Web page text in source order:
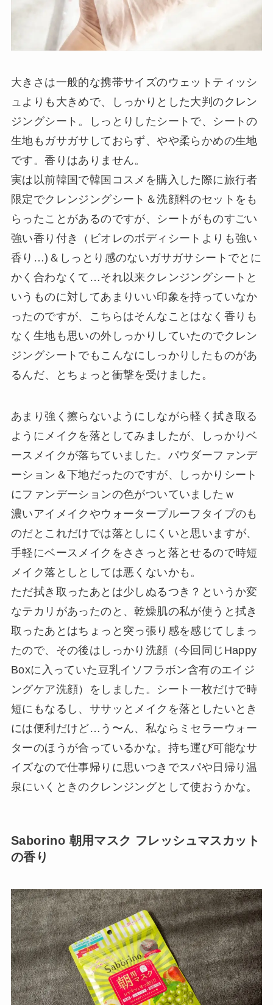
大きさは一般的な携帯サイズのウェットティッシ
ュよりも大きめで、しっかりとした大判のクレン
ジングシート。しっとりしたシートで、シートの
生地もガサガサしておらず、やや柔らかめの生地
です。香りはありません。
実は以前韓国で韓国コスメを購入した際に旅行者
限定でクレンジングシート＆洗顔料のセットをも
らったことがあるのですが、シートがものすごい
強い香り付き（ビオレのボディシートよりも強い
香り…)＆しっとり感のないガサガサシートでとに
かく合わなくて…それ以来クレンジングシートと
いうものに対してあまりいい印象を持っていなか
ったのですが、こちらはそんなことはなく香りも
なく生地も思いの外しっかりしていたのでクレン
ジングシートでもこんなにしっかりしたものがあ
るんだ、とちょっと衝撃を受けました。
あまり強く擦らないようにしながら軽く拭き取る
ようにメイクを落としてみましたが、しっかりベ
ースメイクが落ちていました。パウダーファンデ
ーション＆下地だったのですが、しっかりシート
にファンデーションの色がついていましたｗ
濃いアイメイクやウォータープルーフタイプのも
のだとこれだけでは落としにくいと思いますが、
手軽にベースメイクをささっと落とせるので時短
メイク落としとしては悪くないかも。
ただ拭き取ったあとは少しぬるつき？というか変
なテカリがあったのと、乾燥肌の私が使うと拭き
取ったあとはちょっと突っ張り感を感じてしまっ
たので、その後はしっかり洗顔（今回同じHappy
Boxに入っていた豆乳イソフラボン含有のエイジ
ングケア洗顔）をしました。シート一枚だけで時
短にもなるし、ササッとメイクを落としたいとき
には便利だけど…う〜ん、私ならミセラーウォー
ターのほうが合っているかな。持ち運び可能なサ
イズなので仕事帰りに思いつきでスパや日帰り温
泉にいくときのクレンジングとして使おうかな。
Saborino 朝用マスク フレッシュマスカット
の香り